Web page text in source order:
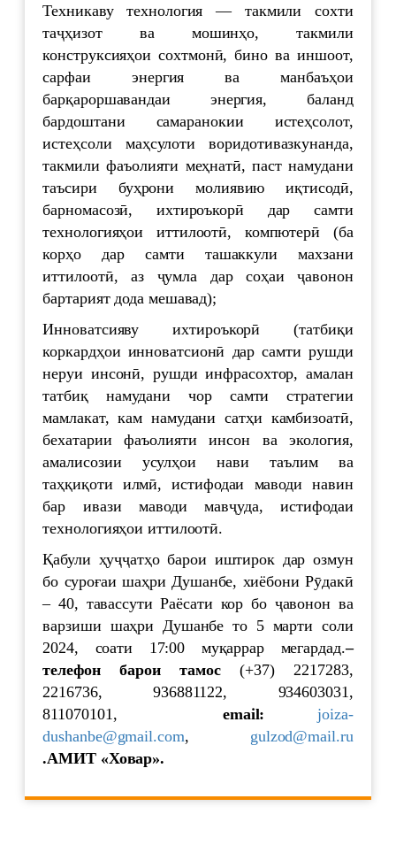
Техникаву технология — такмили сохти
таҷҳизот ва мошинҳо, такмили
конструксияҳои сохтмонӣ, бино ва иншоот,
сарфаи энергия ва манбаъҳои
барқароршавандаи энергия, баланд
бардоштани самаранокии истеҳсолот,
истеҳсоли маҳсулоти воридотивазкунанда,
такмили фаъолияти меҳнатӣ, паст намудани
таъсири буҳрони молиявию иқтисодӣ,
барномасозӣ, ихтироъкорӣ дар самти
технологияҳои иттилоотӣ, компютерӣ (ба
корҳо дар самти ташаккули махзани
иттилоотӣ, аз ҷумла дар соҳаи ҷавонон
бартарият дода мешавад);
Инноватсияву ихтироъкорӣ (татбиқи
коркардҳои инноватсионӣ дар самти рушди
неруи инсонӣ, рушди инфрасохтор, амалан
татбиқ намудани чор самти стратегии
мамлакат, кам намудани сатҳи камбизоатӣ,
бехатарии фаъолияти инсон ва экология,
амалисозии усулҳои нави таълим ва
таҳқиқоти илмӣ, истифодаи маводи навин
бар ивази маводи мавҷуда, истифодаи
технологияҳои иттилоотӣ.
Қабули ҳуҷҷатҳо барои иштирок дар озмун
бо суроғаи шаҳри Душанбе, хиёбони Рӯдакӣ
– 40, тавассути Раёсати кор бо ҷавонон ва
варзиши шаҳри Душанбе то 5 марти соли
2024, соати 17:00 муқаррар мегардад.–
телефон барои тамос(+37) 2217283,
2216736, 936881122, 934603031,
811070101, email:
joiza-
dushanbe@gmail.com, gulzod@mail.ru
.АМИТ «Ховар».